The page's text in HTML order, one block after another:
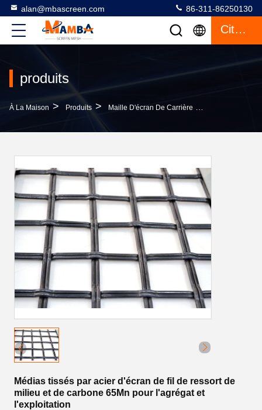
alan@mbascreen.com 86-311-86250130
Citation
produits
À La Maison > Produits > Maille D'écran De Carrière >
Médias tissés par acier d'écran de fil de ressort de
milieu et de carbone 65Mn pour l'agrégat et
l'exploitation